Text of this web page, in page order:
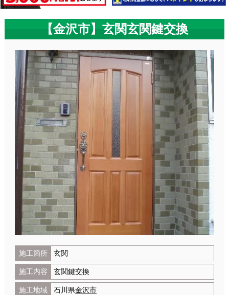
【金沢市】玄関玄関鍵交換
施工箇所 玄関
施工内容 玄関鍵交換
施工地域 石川県金沢市